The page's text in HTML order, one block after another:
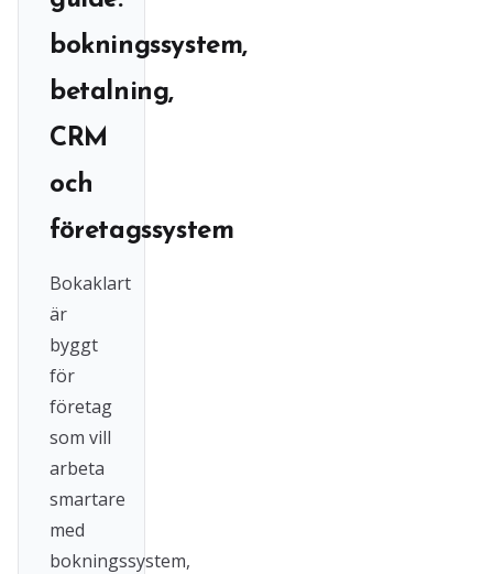
bokningssystem,
betalning,
CRM
och
företagssystem
Bokaklart
är
byggt
för
företag
som vill
arbeta
smartare
med
bokningssystem,